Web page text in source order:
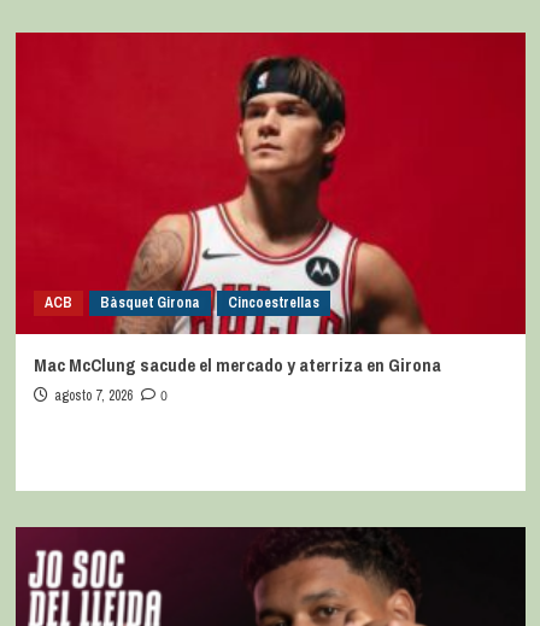
ACB Bàsquet Girona Cincoestrellas
Mac McClung sacude el mercado y aterriza en Girona
agosto 7, 2026 0